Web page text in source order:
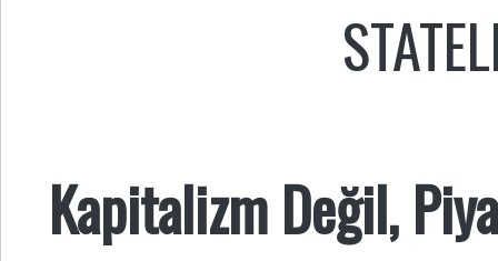
Kapitalizm Değil,